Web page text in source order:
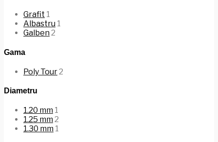
Grafit 1
Albastru 1
Galben2
Gama
Poly Tour2
Diametru
1.20 mm 1
1.25 mm2
1.30 mm 1